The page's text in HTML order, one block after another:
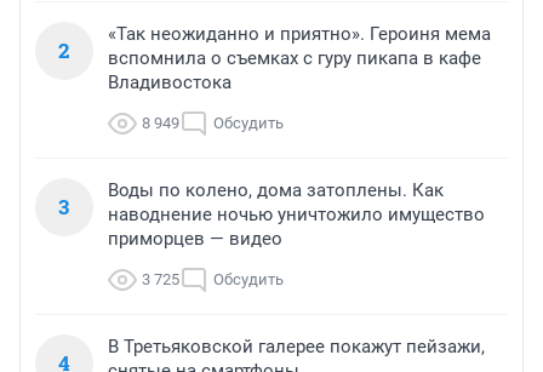
2
«Так неожиданно и приятно». Героиня мема
вспомнила о съемках с гуру пикапа в кафе
Владивостока
8 949 Обсудить
3
Воды по колено, дома затоплены. Как
наводнение ночью уничтожило имущество
приморцев — видео
3 725 Обсудить
4
В Третьяковской галерее покажут пейзажи,